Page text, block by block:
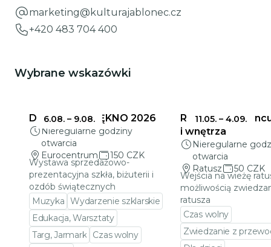
marketing@kulturajablonec.cz
+420 483 704 400
Wybrane wskazówki
6.08. – 9.08.
DELIKATNE PIĘKNO 2026
Nieregularne godziny
otwarcia
Eurocentrum
150 CZK
Wystawa sprzedażowo-
prezentacyjna szkła, biżuterii i
ozdób świątecznych
Muzyka Wydarzenie szklarskie
Edukacja, Warsztaty
Targ, Jarmark
Czas wolny
11.05. – 4.09.
Ratusz w
i wnętrza
Nieregularne
otwarcia
Ratusz
50 CZK
Wejścia na wieżę
możliwością
ratusza
Czas wolny
Zwiedzanie z